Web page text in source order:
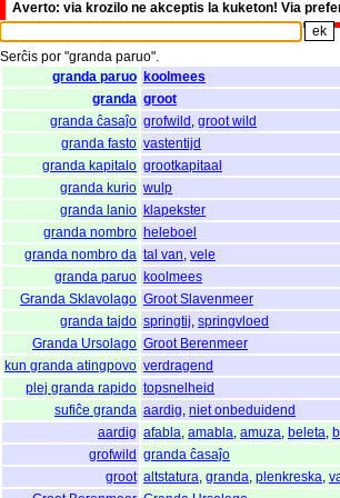
Averto: via krozilo ne akceptis la kuketon! Via
Serĉis por "granda paruo".
granda paruo koolmees
granda groot
granda ĉasaĵo grofwild groot wild
granda fasto vastentijd
granda kapitalo grootkapitaal
granda kurio wulp
granda lanio klapekster
granda nombro heleboel
granda nombro da tal van vele
granda paruo koolmees
Granda Sklavolago Groot Slavenmeer
granda tajdo springtij springvloed
Granda Ursolago Groot Berenmeer
kun granda atingpovo verdragend
plej granda rapido topsnelheid
sufiĉe granda aardig niet onbeduidend
aardig afabla amabla amuza beleta
grofwild granda ĉasaĵo
groot altstatura granda plenkreska